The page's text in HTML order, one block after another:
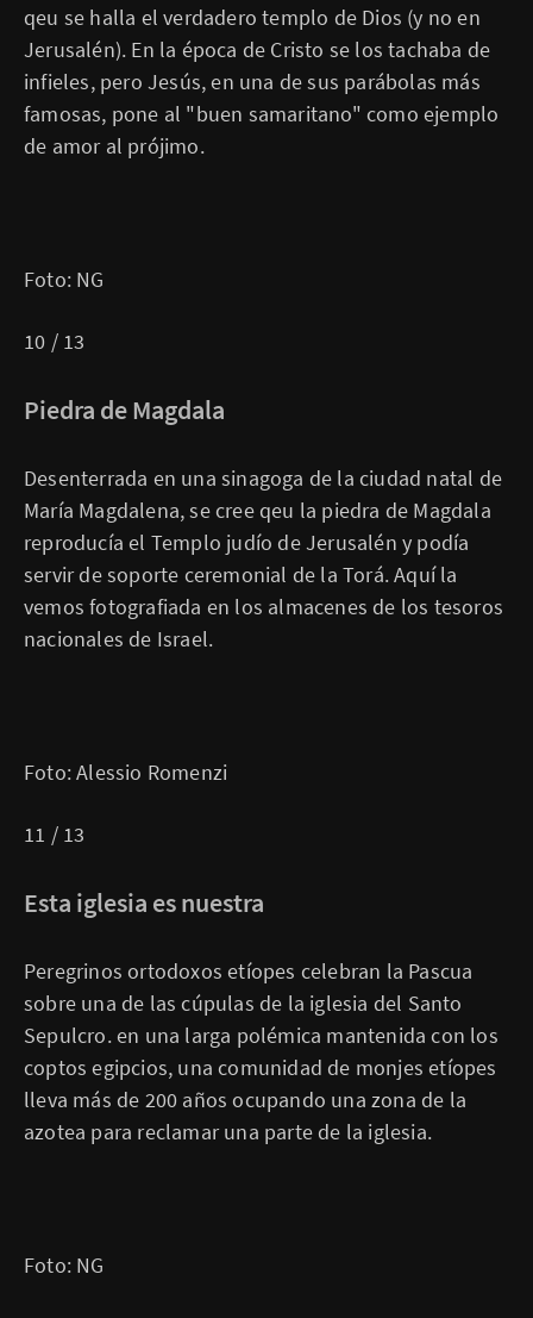
qeu se halla el verdadero templo de Dios (y no en
Jerusalén). En la época de Cristo se los tachaba de
infieles, pero Jesús, en una de sus parábolas más
famosas, pone al "buen samaritano" como ejemplo
de amor al prójimo.
Foto: NG
10 / 13
Piedra de Magdala
Desenterrada en una sinagoga de la ciudad natal de
María Magdalena, se cree qeu la piedra de Magdala
reproducía el Templo judío de Jerusalén y podía
servir de soporte ceremonial de la Torá. Aquí la
vemos fotografiada en los almacenes de los tesoros
nacionales de Israel.
Foto: Alessio Romenzi
11 / 13
Esta iglesia es nuestra
Peregrinos ortodoxos etíopes celebran la Pascua
sobre una de las cúpulas de la iglesia del Santo
Sepulcro. en una larga polémica mantenida con los
coptos egipcios, una comunidad de monjes etíopes
lleva más de 200 años ocupando una zona de la
azotea para reclamar una parte de la iglesia.
Foto: NG